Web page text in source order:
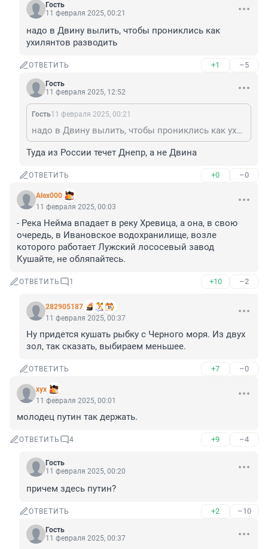
Гость
11 февраля 2025, 00:21
надо в Двину вылить, чтобы прониклись как
ухилянтов разводить
ОТВЕТИТЬ +1 –5
Гость
11 февраля 2025, 12:52
Гость11 февраля 2025, 00:21
надо в Двину вылить, чтобы прониклись как ухилянтов разводить
Туда из России течет Днепр, а не Двина
ОТВЕТИТЬ +0 –0
Alex000
11 февраля 2025, 00:03
- Река Нейма впадает в реку Хревица, а она, в свою
очередь, в Ивановское водохранилище, возле
которого работает Лужский лососевый завод
Кушайте, не обляпайтесь.
ОТВЕТИТЬ 1 +10 –2
282905187
11 февраля 2025, 00:37
Ну придется кушать рыбку с Черного моря. Из двух
зол, так сказать, выбираем меньшее.
ОТВЕТИТЬ +7 –0
хух
11 февраля 2025, 00:01
молодец путин так держать.
ОТВЕТИТЬ 4 +9 –4
Гость
11 февраля 2025, 00:20
причем здесь путин?
ОТВЕТИТЬ +2 –10
Гость
11 февраля 2025, 00:37